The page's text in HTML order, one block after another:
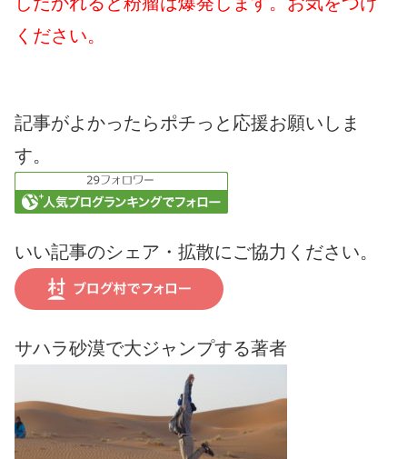
ください。
記事がよかったらポチっと応援お願いしま
す。
いい記事のシェア・拡散にご協力ください。
サハラ砂漠で大ジャンプする著者